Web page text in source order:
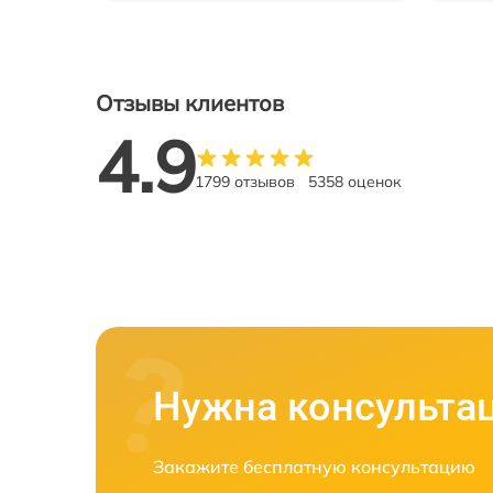
Отзывы клиентов
4.91799 отзывов 5358 оценок
Нужна
Закажите бесплатную консультацию